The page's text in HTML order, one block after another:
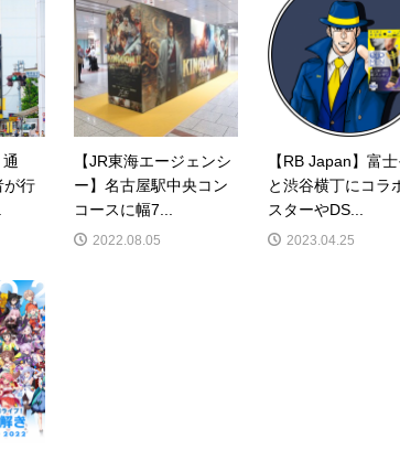
が行
【JR東海エージェンシ
ー】名古屋駅中央コン
コースに幅7...
2022.08.05
【RB Japan】富
と渋谷横丁にコラ
スターやDS...
2023.04.25